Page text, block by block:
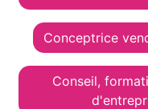
Conceptrice
Conseil,